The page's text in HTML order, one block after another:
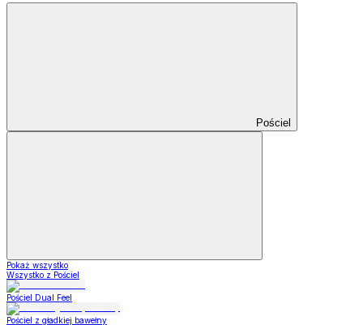
Pościel
Pokaż wszystko
Wszystko z Pościel
Pościel Dual Feel
Pościel z gładkiej bawełny